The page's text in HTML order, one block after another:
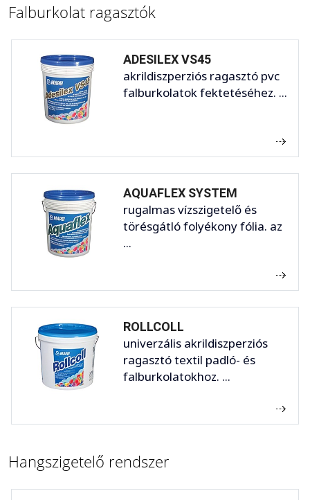
Falburkolat ragasztók
ADESILEX VS45
akrildiszperziós ragasztó pvc
falburkolatok fektetéséhez. ...
AQUAFLEX SYSTEM
rugalmas vízszigetelő és
törésgátló folyékony fólia. az
...
ROLLCOLL
univerzális akrildiszperziós
ragasztó textil padló- és
falburkolatokhoz. ...
Hangszigetelő rendszer